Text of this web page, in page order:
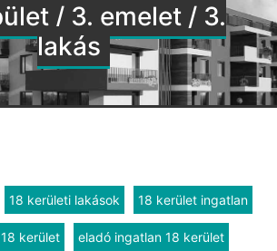
/ 3. emelet / 3.
lakás
18 kerületi lakások 18 kerület ingatlan
kerület eladó ingatlan 18 kerület